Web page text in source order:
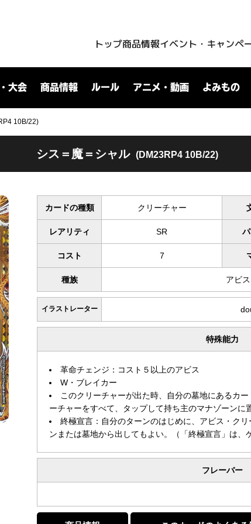
トップ商品情報イベント・キャンペ
大会 商品情報 ルール アニメ・動画 よみもの
10B/22)
シス＝魔＝シャル (DM23RP4 10B/22)
カードの種類 クリーチャー
レアリティ SR
コスト 7
種族 アビ
イラストレーター
特殊能力
革命チェンジ：コスト５以上のアビス
W・ブレイカー
このクリーチャーが出た時、自分の墓地にあるカ
ーチャーをすべて、タップして持ち主のマナゾーンに
終極宣言：自分のターンのはじめに、アビス・ク
ンまたは墓地から出してもよい。（「終極宣言」は、
フレーバー